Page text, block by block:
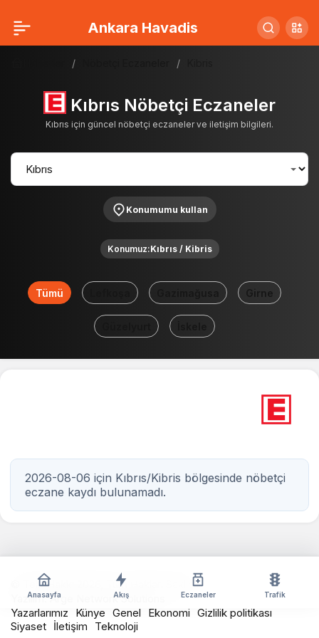
Ankara Havadis
Kıbrıs Nöbetçi Eczaneler
Kıbrıs için güncel nöbetçi eczaneler ve iletişim bilgileri.
Konumumu kullan
Konumuz:Kıbrıs / Kibris
Tümü Girne
2026-08-06 için Kıbrıs/Kibris bölgesinde nöbetçi
eczane kaydı bulunamadı.
Anasayfa Akış Eczaneler Trafik
© Telif Hakkı 2026, Tüm Hakları Saklıdır
Yazılım:Arge Network Solutions
Yazarlarımız
Künye Genel Ekonomi Gizlilik politikası
Siyaset İletişim Teknoloji